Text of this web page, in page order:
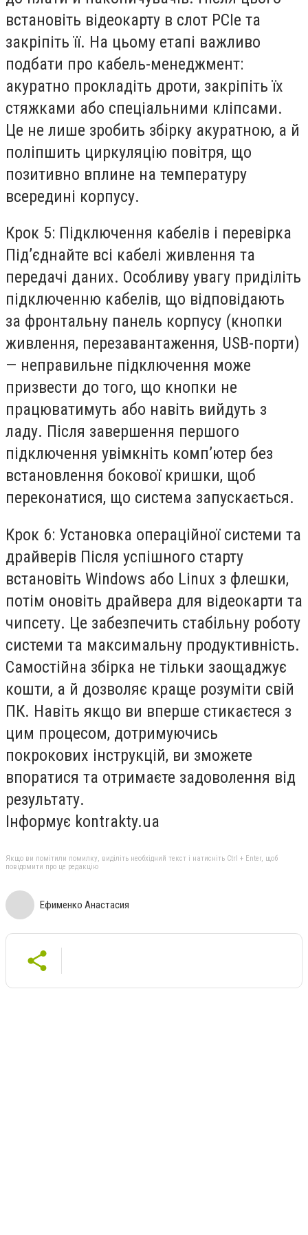
встановіть відеокарту в слот PCIe та
закріпіть її. На цьому етапі важливо
подбати про кабель-менеджмент:
акуратно прокладіть дроти, закріпіть їх
стяжками або спеціальними кліпсами.
Це не лише зробить збірку акуратною, а й
поліпшить циркуляцію повітря, що
позитивно вплине на температуру
всередині корпусу.
Крок 5: Підключення кабелів і перевірка
Під’єднайте всі кабелі живлення та
передачі даних. Особливу увагу приділіть
підключенню кабелів, що відповідають
за фронтальну панель корпусу (кнопки
живлення, перезавантаження, USB-порти)
— неправильне підключення може
призвести до того, що кнопки не
працюватимуть або навіть вийдуть з
ладу. Після завершення першого
підключення увімкніть комп’ютер без
встановлення бокової кришки, щоб
переконатися, що система запускається.
Крок 6: Установка операційної системи та
драйверів Після успішного старту
встановіть Windows або Linux з флешки,
потім оновіть драйвера для відеокарти та
чипсету. Це забезпечить стабільну роботу
системи та максимальну продуктивність.
Самостійна збірка не тільки заощаджує
кошти, а й дозволяє краще розуміти свій
ПК. Навіть якщо ви вперше стикаєтеся з
цим процесом, дотримуючись
покрокових інструкцій, ви зможете
впоратися та отримаєте задоволення від
результату.
Інформує kontrakty.ua
Якщо ви помітили помилку, виділіть необхідний текст і натисніть Ctrl + Enter, щоб
повідомити про це редакцію
Ефименко Анастасия